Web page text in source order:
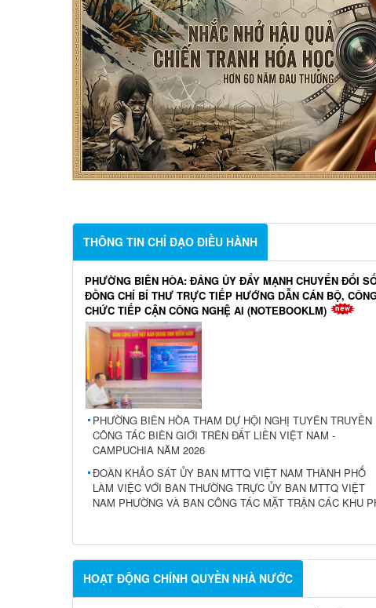
THÔNG TIN CHỈ ĐẠO ĐIỀU HÀNH
PHƯỜNG BIÊN HÒA: ĐẢNG ỦY ĐẨY MẠNH CHUYỂN ĐỔI
ĐỒNG CHÍ BÍ THƯ TRỰC TIẾP HƯỚNG DẪN CÁN BỘ,
CHỨC TIẾP CẬN CÔNG NGHỆ AI (NOTEBOOKLM)
PHƯỜNG BIÊN HÒA THAM DỰ HỘI NGHỊ TUYÊN TRUYỀN
CÔNG TÁC BIÊN GIỚI TRÊN ĐẤT LIỀN VIỆT NAM -
CAMPUCHIA NĂM 2026
ĐOÀN KHẢO SÁT ỦY BAN MTTQ VIỆT NAM THÀNH PHỐ
LÀM VIỆC VỚI BAN THƯỜNG TRỰC ỦY BAN MTTQ VIỆT
NAM PHƯỜNG VÀ BAN CÔNG TÁC MẶT TRẬN CÁC KHU
HOẠT ĐỘNG CHÍNH QUYỀN NHÀ NƯỚC